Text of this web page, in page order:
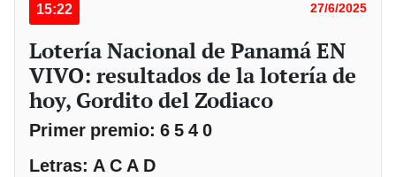
15:22 27/6/2025
Lotería Nacional de Panamá EN
VIVO: resultados de la lotería de
hoy, Gordito del Zodiaco
Primer premio: 6 5 4 0
Letras: A C A D